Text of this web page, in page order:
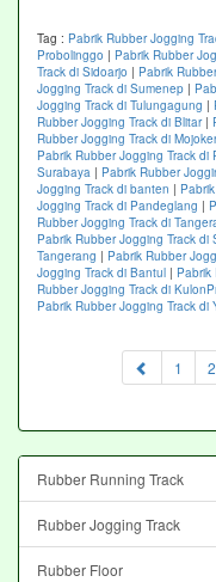
Tag : Pabrik Rubber Jogging
Probolinggo | Pabrik Rubber
Track di Sidoarjo | Pabrik
Jogging Track di Sumenep |
Jogging Track di Tulungagung |
Rubber Jogging Track di Blitar|
Rubber Jogging Track di
Pabrik Rubber Jogging Track di
Surabaya | Pabrik Rubber
Jogging Track di banten |
Jogging Track di Pandeglang |
Rubber Jogging Track di
Pabrik Rubber Jogging Track di
Tangerang | Pabrik Rubber
Jogging Track di Bantul | Pabrik
Rubber Jogging Track di
Pabrik Rubber Jogging Track di
1 2
Rubber Running Track
Rubber Jogging Track
Rubber Floor